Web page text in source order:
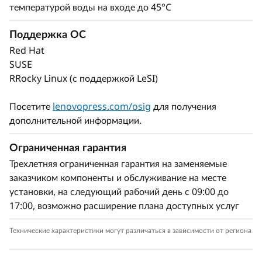
температурой воды на входе до 45°C
Поддержка ОС
Red Hat
SUSE
RRocky Linux (с поддержкой LeSI)
Посетите lenovopress.com/osig для получения
дополнительной информации.
Ограниченная гарантия
Трехлетняя ограниченная гарантия на заменяемые
заказчиком компоненты и обслуживание на месте
установки, на следующий рабочий день с 09:00 до
17:00, возможно расширение плана доступных услуг
Технические характеристики могут различаться в зависимости от региона